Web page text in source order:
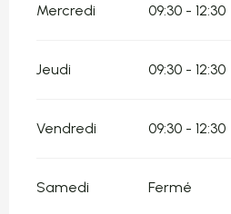
Mercredi 09:30 - 12:30
Jeudi 09:30 - 12:30
Vendredi 09:30 - 12:30
Samedi Fermé